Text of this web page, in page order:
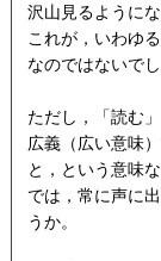
沢山見るようにな
これが，いわゆ
なのではないでし
ただし，「読む
広義（広い意味
と，という意味
では，常に声に
うか。